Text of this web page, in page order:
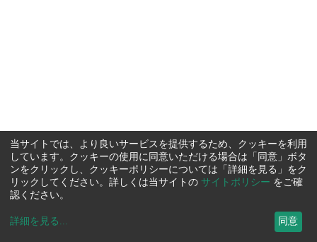
当サイトでは、より良いサービスを提供するため、クッキーを利用
しています。クッキーの使用に同意いただける場合は「同意」ボタ
ンをクリックし、クッキーポリシーについては「詳細を見る」をク
リックしてください。詳しくは当サイトの サイトポリシー をご確
認ください。
詳細を見る ... 同意